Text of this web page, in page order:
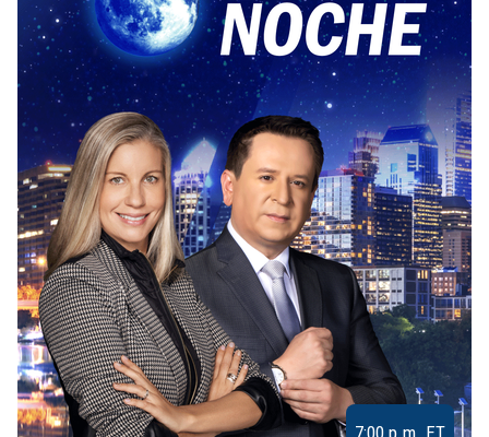
7:00 p.m. ET